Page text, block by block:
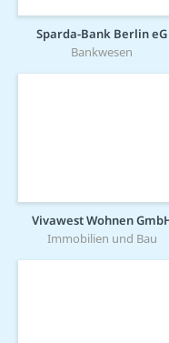
Sparda-Bank Berlin eG
Bankwesen
Vivawest Wohnen
Immobilien und Bau